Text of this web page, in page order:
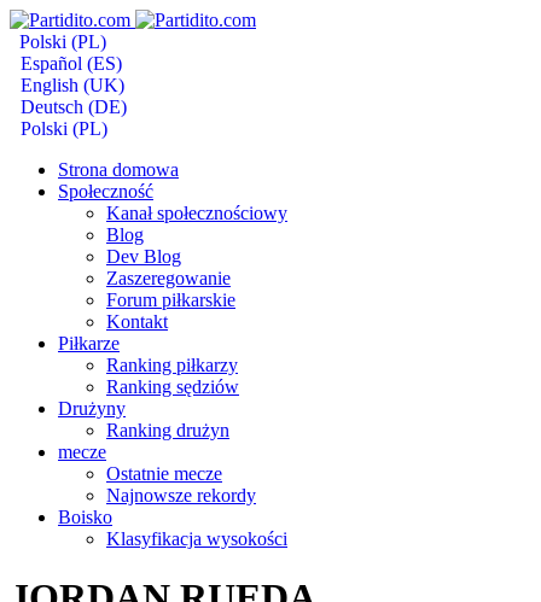
Polski (PL)
Español (ES)
English (UK)
Deutsch (DE)
Polski (PL)
Strona domowa
Społeczność
Kanał społecznościowy
Blog
Dev Blog
Zaszeregowanie
Forum piłkarskie
Kontakt
Piłkarze
Ranking piłkarzy
Ranking sędziów
Drużyny
Ranking drużyn
mecze
Ostatnie mecze
Najnowsze rekordy
Boisko
Klasyfikacja wysokości